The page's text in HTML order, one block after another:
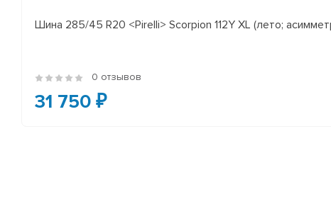
Шина 285/45 R20 <Pirelli> Scorpion 112Y XL (лето;
0 отзывов
31 750 ₽